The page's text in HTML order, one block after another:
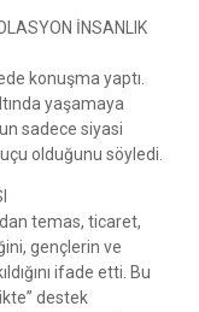
İNSANLIK
konuşma yaptı.
yaşamaya
sadece siyasi
olduğunu söyledi.
temas, ticaret,
gençlerin ve
ifade etti. Bu
destek